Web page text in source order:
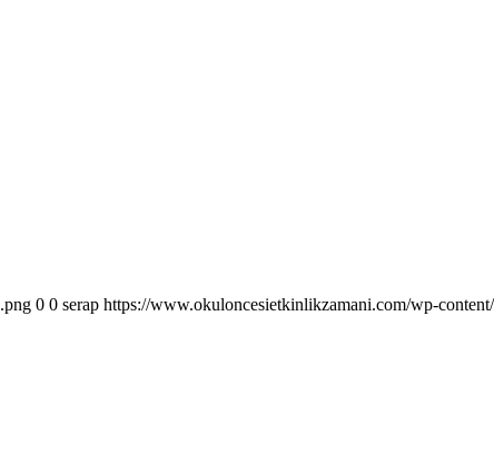
0 0 serap https://www.okuloncesietkinlikzamani.com/wp-